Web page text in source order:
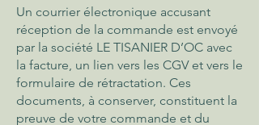
Un courrier électronique accusant
réception de la commande est envoyé
par la société LE TISANIER D’OC avec
la facture, un lien vers les CGV et vers le
formulaire de rétractation. Ces
documents, à conserver, constituent la
preuve de votre commande et du